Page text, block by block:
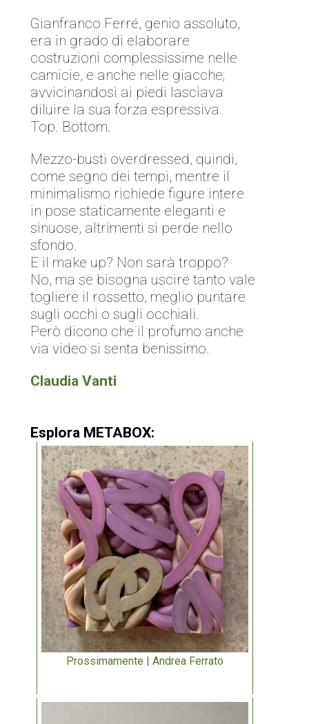
Gianfranco Ferré, genio assoluto,
era in grado di elaborare
costruzioni complessissime nelle
camicie, e anche nelle giacche;
avvicinandosi ai piedi lasciava
diluire la sua forza espressiva.
Top. Bottom.
Mezzo-busti overdressed, quindi,
come segno dei tempi, mentre il
minimalismo richiede figure intere
in pose staticamente eleganti e
sinuose, altrimenti si perde nello
sfondo.
E il make up? Non sarà troppo?
No, ma se bisogna uscire tanto vale
togliere il rossetto, meglio puntare
sugli occhi o sugli occhiali.
Però dicono che il profumo anche
via video si senta benissimo.
Claudia Vanti
Esplora METABOX:
Prossimamente | Andrea Ferrato